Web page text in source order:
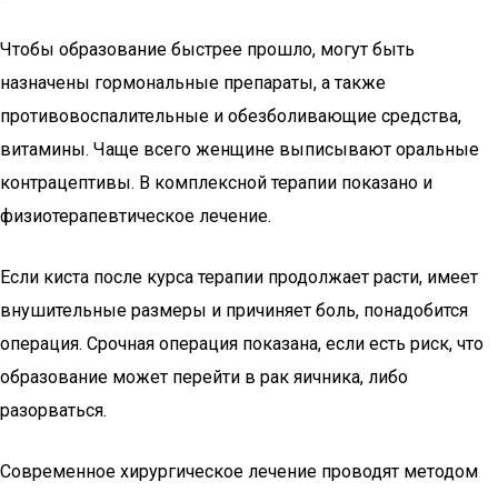
Чтобы образование быстрее прошло, могут быть
назначены гормональные препараты, а также
противовоспалительные и обезболивающие средства,
витамины. Чаще всего женщине выписывают оральные
контрацептивы. В комплексной терапии показано и
физиотерапевтическое лечение.
Если киста после курса терапии продолжает расти, имеет
внушительные размеры и причиняет боль, понадобится
операция. Срочная операция показана, если есть риск, что
образование может перейти в рак яичника, либо
разорваться.
Современное хирургическое лечение проводят методом